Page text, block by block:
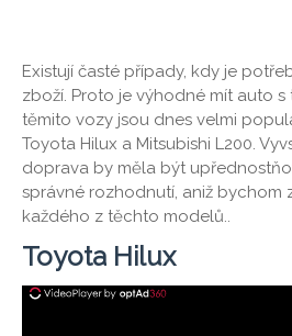
Existují časté případy, kdy je
zboží. Proto je výhodné mít auto s
těmito vozy jsou dnes velmi
Toyota Hilux a Mitsubishi L200.
doprava by měla být
správné rozhodnutí, aniž bychom
každého z těchto modelů..
Toyota Hilux